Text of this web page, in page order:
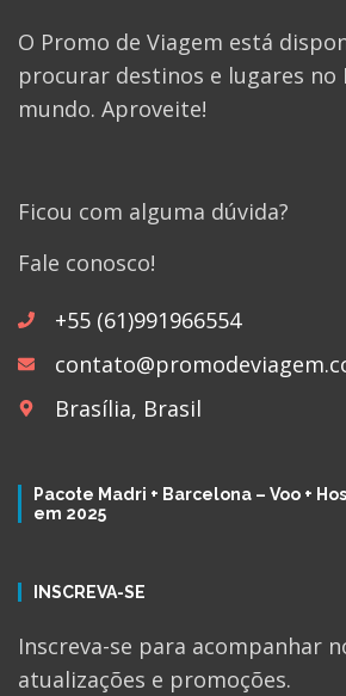
O Promo de Viagem está
procurar destinos e lugares no
mundo. Aproveite!
Ficou com alguma dúvida?
Fale conosco!
+55 (61)991966554
Brasília, Brasil
Pacote Madri + Barcelona – Voo +
em 2025
INSCREVA-SE
Inscreva-se para acompanhar
atualizações e promoções.